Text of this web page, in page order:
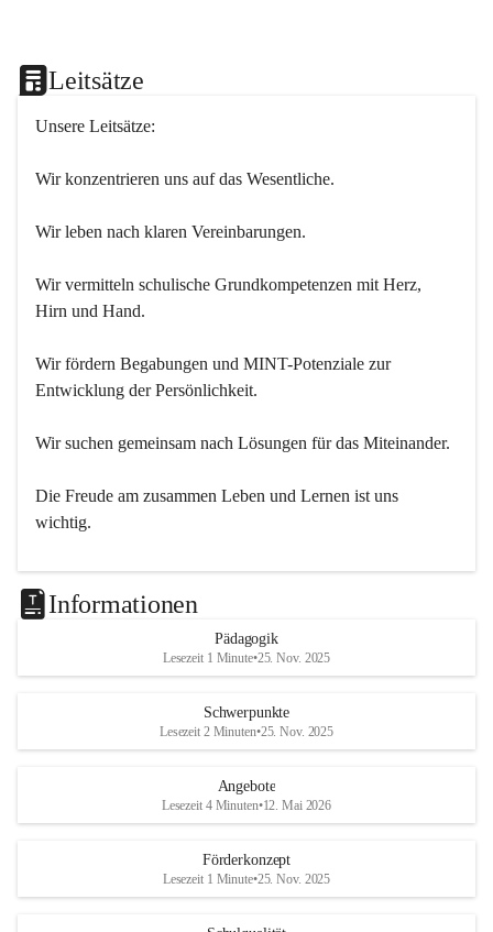
Leitsätze
Unsere Leitsätze:
Wir konzentrieren uns auf das Wesentliche.
Wir leben nach klaren Vereinbarungen.
Wir vermitteln schulische Grundkompetenzen mit Herz,
Hirn und Hand.
Wir fördern Begabungen und MINT-Potenziale zur
Entwicklung der Persönlichkeit.
Wir suchen gemeinsam nach Lösungen für das Miteinander.
Die Freude am zusammen Leben und Lernen ist uns
wichtig.
Informationen
Pädagogik
Lesezeit 1 Minute•25. Nov. 2025
Schwerpunkte
Lesezeit 2 Minuten•25. Nov. 2025
Angebote
Lesezeit 4 Minuten•12. Mai 2026
Förderkonzept
Lesezeit 1 Minute•25. Nov. 2025